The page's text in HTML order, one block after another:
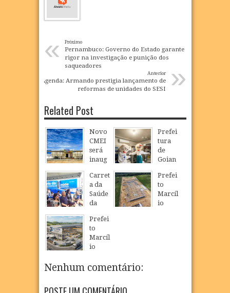
« Próximo
Pernambuco: Governo do Estado garante
rigor na investigação e punição dos
saqueadores
»
Anterior
Agenda: Armando prestigia lançamento de
reformas de unidades do SESI
Related Post
Novo
CMEI
será
inaug
em
São
Loure
nço e
ampli
oferta
de
infanti
Goian
Prefei
tura
de
Goian
realiz
a
Camp
anha
Carret
a da
Saúde
da
r
inicia
atendi
mento
Goian
foco
Prefei
to
Marcíl
io
Prefei
to
Marcíl
io
realiz
Nenhum comentário: